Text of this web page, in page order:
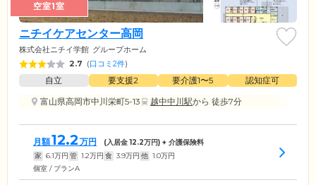
空室1室
ニチイケアセンター高岡
株式会社ニチイ学館 グループホーム
2.7 (口コミ2件)
自立 要支援2 要介護1〜5
認知症可
富山県高岡市中川栄町5-13
越中中川駅から 徒歩7分
月額12.2 万円 (入居金12.2万円) + 介護保険料
家 6.1万円 管 1.2万円 食 3.9万円 他 1.0万円
個室 / プランA